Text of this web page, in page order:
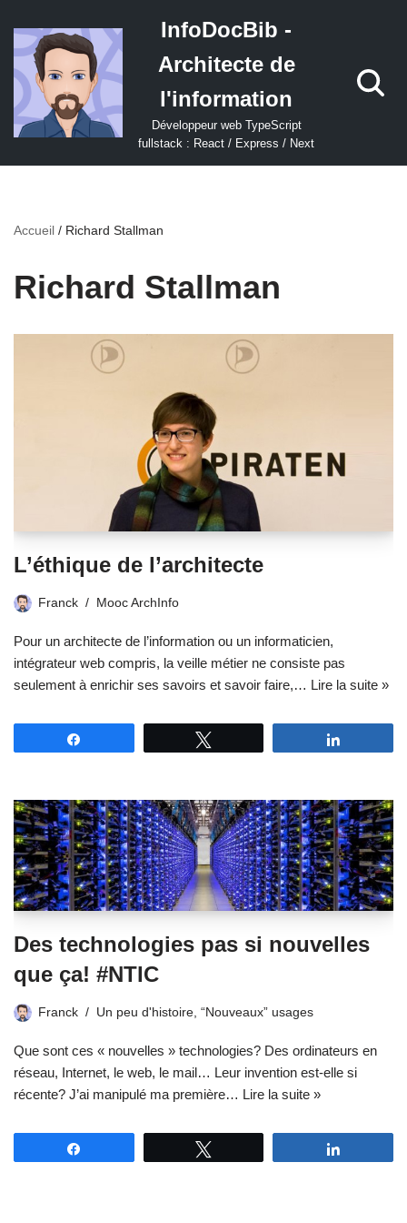
Aller
au
contenu
InfoDocBib -
Architecte de
l'information
Développeur web TypeScript
fullstack : React / Express / Next
Accueil / Richard Stallman
Richard Stallman
L’éthique de l’architecte
Franck Mooc ArchInfo
Pour un architecte de l’information ou un informaticien,
intégrateur web compris, la veille métier ne consiste pas
seulement à enrichir ses savoirs et savoir faire,… Lire la suite »
Des technologies pas si nouvelles
que ça! #NTIC
Franck Un peu d'histoire, “Nouveaux” usages
Que sont ces « nouvelles » technologies? Des ordinateurs en
réseau, Internet, le web, le mail… Leur invention est-elle si
récente? J’ai manipulé ma première… Lire la suite »